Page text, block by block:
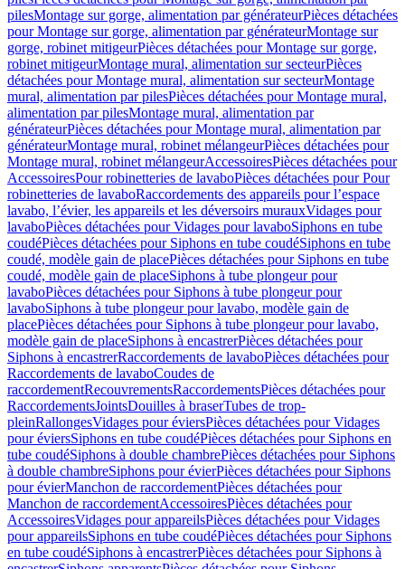
pilesMontage sur gorge, alimentation par générateurPièces détachées
pour Montage sur gorge, alimentation par générateurMontage sur
gorge, robinet mitigeurPièces détachées pour Montage sur gorge,
robinet mitigeurMontage mural, alimentation sur secteurPièces
détachées pour Montage mural, alimentation sur secteurMontage
mural, alimentation par pilesPièces détachées pour Montage mural,
alimentation par pilesMontage mural, alimentation par
générateurPièces détachées pour Montage mural, alimentation par
générateurMontage mural, robinet mélangeurPièces détachées pour
Montage mural, robinet mélangeurAccessoiresPièces détachées pour
AccessoiresPour robinetteries de lavaboPièces détachées pour Pour
robinetteries de lavaboRaccordements des appareils pour l’espace
lavabo, l’évier, les appareils et les déversoirs murauxVidages pour
lavaboPièces détachées pour Vidages pour lavaboSiphons en tube
coudéPièces détachées pour Siphons en tube coudéSiphons en tube
coudé, modèle gain de placePièces détachées pour Siphons en tube
coudé, modèle gain de placeSiphons à tube plongeur pour
lavaboPièces détachées pour Siphons à tube plongeur pour
lavaboSiphons à tube plongeur pour lavabo, modèle gain de
placePièces détachées pour Siphons à tube plongeur pour lavabo,
modèle gain de placeSiphons à encastrerPièces détachées pour
Siphons à encastrerRaccordements de lavaboPièces détachées pour
Raccordements de lavaboCoudes de
raccordementRecouvrementsRaccordementsPièces détachées pour
RaccordementsJointsDouilles à braserTubes de trop-
pleinRallongesVidages pour éviersPièces détachées pour Vidages
pour éviersSiphons en tube coudéPièces détachées pour Siphons en
tube coudéSiphons à double chambrePièces détachées pour Siphons
à double chambreSiphons pour évierPièces détachées pour Siphons
pour évierManchon de raccordementPièces détachées pour
Manchon de raccordementAccessoiresPièces détachées pour
AccessoiresVidages pour appareilsPièces détachées pour Vidages
pour appareilsSiphons en tube coudéPièces détachées pour Siphons
en tube coudéSiphons à encastrerPièces détachées pour Siphons à